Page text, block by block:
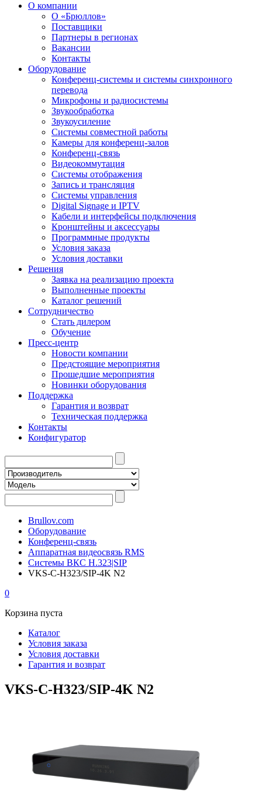
О компании
О «Брюллов»
Поставщики
Партнеры в регионах
Вакансии
Контакты
Оборудование
Конференц-системы и системы синхронного
перевода
Микрофоны и радиосистемы
Звукообработка
Звукоусиление
Системы совместной работы
Камеры для конференц-залов
Конференц-связь
Видеокоммутация
Системы отображения
Запись и трансляция
Системы управления
Digital Signage и IPTV
Кабели и интерфейсы подключения
Кронштейны и аксессуары
Программные продукты
Условия заказа
Условия доставки
Решения
Заявка на реализацию проекта
Выполненные проекты
Каталог решений
Сотрудничество
Стать дилером
Обучение
Пресс-центр
Новости компании
Предстоящие мероприятия
Прошедшие мероприятия
Новинки оборудования
Поддержка
Гарантия и возврат
Техническая поддержка
Контакты
Конфигуратор
Brullov.com
Оборудование
Конференц-связь
Аппаратная видеосвязь RMS
Системы ВКС H.323|SIP
VKS-C-H323/SIP-4K N2
0
Корзина пуста
Каталог
Условия заказа
Условия доставки
Гарантия и возврат
VKS-C-H323/SIP-4K N2